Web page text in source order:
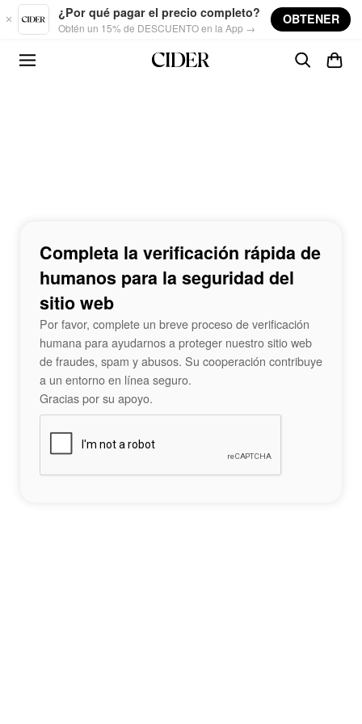
Skip to main content
¿Por qué pagar el precio completo?
Obtén un 15% de DESCUENTO en la App →
OBTENER
Completa la verificación rápida de
humanos para la seguridad del
sitio web
Por favor, complete un breve proceso de verificación
humana para ayudarnos a proteger nuestro sitio web
de fraudes, spam y abusos. Su cooperación contribuye
a un entorno en línea seguro.
Gracias por su apoyo.